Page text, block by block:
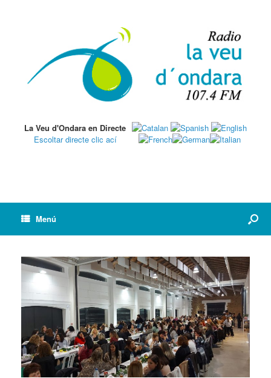
La Veu d'Ondara en Directe
Escoltar directe clic ací
Menú